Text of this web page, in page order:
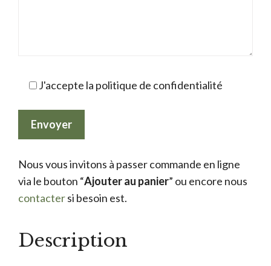
J'accepte la politique de confidentialité
Nous vous invitons à passer commande en ligne
via le bouton “Ajouter au panier” ou encore nous
contactersi besoin est.
Description